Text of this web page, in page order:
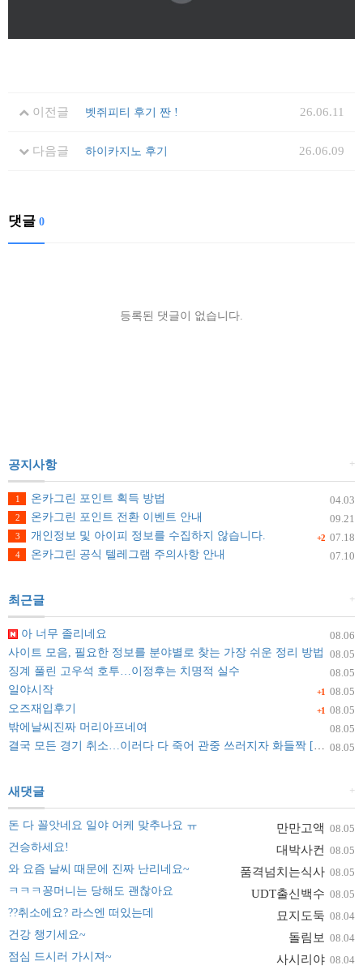
이전글 벳쥐피티 후기 짠 ! 26.06.11
다음글 하이카지노 후기 26.06.09
댓글 0
등록된 댓글이 없습니다.
+
공지사항
04.03
1
온카그린 포인트 획득 방법
09.21
2 온카그린 포인트 전환 이벤트 안내
+2 07.18
3
개인정보 및 아이피 정보를 수집하지 않습니다.
07.10
4 온카그린 공식 텔레그램 주의사항 안내
+
최근글
08.06
아 너무 졸리네요
08.05
사이트 모음, 필요한 정보를 분야별로 찾는 가장 쉬운 정리 방법
08.05
징계 풀린 고우석 호투…이정후는 치명적 실수
+1 08.05
일야시작
+1 08.05
오즈재입후기
08.05
밖에날씨진짜 머리아프네여
08.05
결국 모든 경기 취소…이러다 다 죽어 관중 쓰러지자 화들짝 [자막뉴스]
+
새댓글
만만고액 08.05
돈 다 꼴앗네요 일야 어케 맞추나요 ㅠ
대박사컨 08.05
건승하세요!
품격넘치는식사 08.05
와 요즘 날씨 때문에 진짜 난리네요~
UDT출신백수 08.05
ㅋㅋㅋ꽁머니는 당해도 괜찮아요
묘지도둑 08.04
??취소에요? 라스엔 떠있는데
돌림보 08.04
건강 챙기세요~
사시리야 08.04
점심 드시러 가시져~